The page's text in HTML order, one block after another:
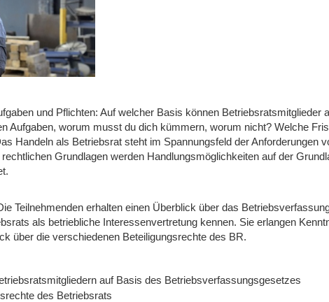
und Pflichten: Auf welcher Basis können Betriebsratsmitglieder
Aufgaben, worum musst du dich kümmern, worum nicht? Welche
Handeln als Betriebsrat steht im Spannungsfeld der Anforderungen
Grundlagen werden Handlungsmöglichkeiten auf der
Teilnehmenden erhalten einen Überblick über das
als betriebliche Interessenvertretung kennen. Sie erlangen
über die verschiedenen Beteiligungsrechte des BR.
auf Basis des Betriebsverfassungsgesetzes
des Betriebsrats